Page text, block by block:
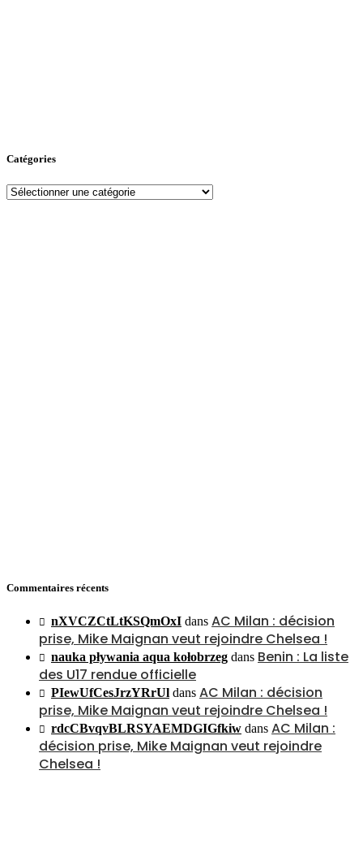
Catégories
Commentaires récents
nXVCZCtLtKSQmOxI dans AC Milan : décision
prise, Mike Maignan veut rejoindre Chelsea !
nauka pływania aqua kołobrzeg dans Benin : La liste
des U17 rendue officielle
PIewUfCesJrzYRrUl dans AC Milan : décision
prise, Mike Maignan veut rejoindre Chelsea !
rdcCBvqvBLRSYAEMDGIGfkiw dans AC Milan :
décision prise, Mike Maignan veut rejoindre
Chelsea !